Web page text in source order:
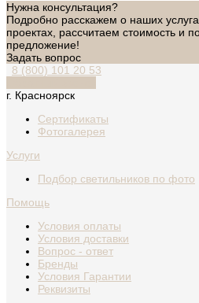
Нужна консультация?
Подробно расскажем о наших
проектах, рассчитаем стоимость и
предложение!
Задать вопрос
8 (800) 101 20 53
г. Красноярск
Сертификаты
Фотогалерея
Услуги
Подбор светильников по фото
Помощь
Условия оплаты
Условия доставки
Вопрос - ответ
Бренды
Условия Гарантии
Реквизиты